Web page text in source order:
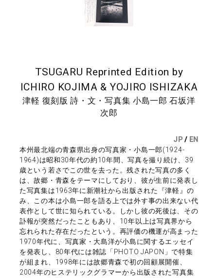
TSUGARU Reprinted Edition by
ICHIRO KOJIMA & YOJIRO ISHIZAKA
津軽 復刻版 詩・文・写真集 小島一郎 石坂洋
次郎
JP / EN
本州最北端の青森県出身の写真家・小島一郎(1924-
1964)は昭和30年代の約10年間、写真を撮り続け、39
歳という若さでこの世を去った。残された写真の多く
は、故郷・青森をテーマにしており、彼が生前に発表し
た写真集は1963年に新潮社から出版された『津軽』の
み、この本は小島一郎を語る上では外す事の出来ない代
表作として世に知られている。しかし彼の死後は、その
訃報が突然だったこともあり、10年以上は写真界から
忘れられた存在だったという。再評価の機運が高まった
1970年代に、写真家・大島洋が小島に関するエッセイ
を発表し、80年代には雑誌「PHOTO JAPON」で特集
が組まれ、1998年には故郷青森で初の回顧展開催、
2004年のヒステリックグラマーから出版された写真集